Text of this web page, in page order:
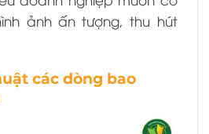
ảnh ấn tượng, thu hút
các dòng bao